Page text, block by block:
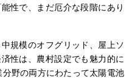
性で、まだ厄介な段階にあり
規模のオフグリッド、屋上ソ
性は、農村設定でも魅力的に
野の両方にわたって太陽電池